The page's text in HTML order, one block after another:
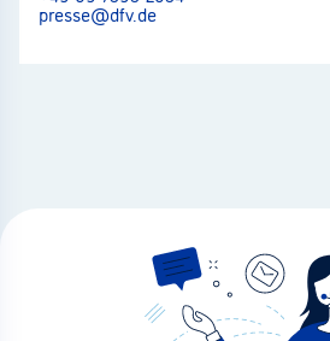
presse@dfv.de